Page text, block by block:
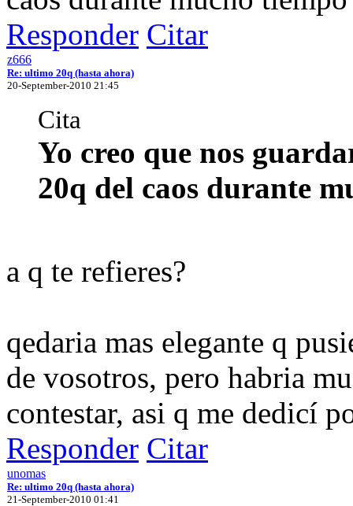
Responder Citar
z666
Re: ultimo 20q (hasta ahora)
20-September-2010 21:45
Cita
Yo creo que nos
20q del caos durante
a q te refieres?
qedaria mas elegante q
de vosotros, pero habria
contestar, asi q me dedicí
Responder Citar
unomas
Re: ultimo 20q (hasta ahora)
21-September-2010 01:41